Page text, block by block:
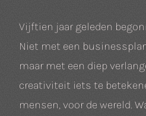
Vijftien jaar geleden
Niet met een
maar met een diep
creativiteit iets te
mensen, voor de wereld.